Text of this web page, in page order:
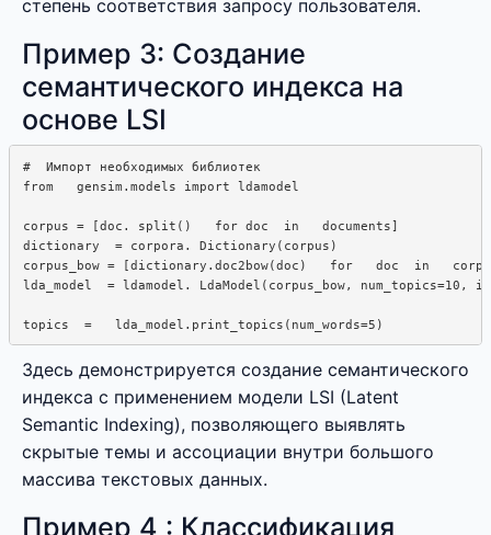
степень соответствия запросу пользователя.
Пример 3: Создание
семантического индекса на
основе LSI
#  Импорт необходимых библиотек
from   gensim.models import ldamodel
corpus = [doc. split()   for doc  in   documents]
dictionary  = corpora. Dictionary(corpus)
corpus_bow = [dictionary.doc2bow(doc)   for   doc  in
lda_model  = ldamodel. LdaModel(corpus_bow, num_topics=10,
Здесь демонстрируется создание семантического
индекса с применением модели LSI (Latent
Semantic Indexing), позволяющего выявлять
скрытые темы и ассоциации внутри большого
массива текстовых данных.
Пример 4 : Классификация